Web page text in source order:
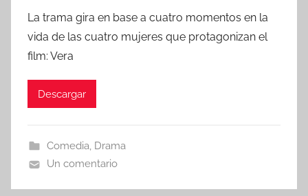
r
La trama gira en base a cuatro momentos en la
vida de las cuatro mujeres que protagonizan el
film: Vera
Descargar
Comedia, Drama
Un comentario